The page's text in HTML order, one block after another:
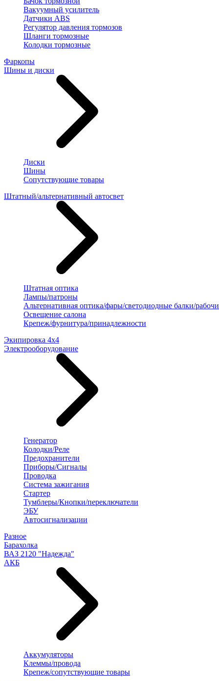
Вакуумный усилитель
Датчики ABS
Регулятор давления тормозов
Шланги тормозные
Колодки тормозные
Фаркопы
Шины и диски
Диски
Шины
Сопутствующие товары
Штатный/альтернативный автосвет
Штатная оптика
Лампы/патроны
Альтернативная оптика/фары/светодиодные балки/
Освещение салона
Крепеж/фурнитура/принадлежности
Экипировка 4х4
Электрооборудование
Генератор
Колодки/Реле
Предохранители
Приборы/Сигналы
Проводка
Система зажигания
Стартер
Тумблеры/Кнопки/переключатели
ЭБУ
Автосигнализации
Разное
Барахолка
ВАЗ 2120 "Надежда"
АКБ
Аккумуляторы
Клеммы/провода
Крепеж/сопутствующие товары